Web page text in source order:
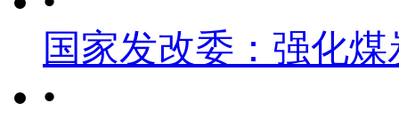
国家发改委：强化
•